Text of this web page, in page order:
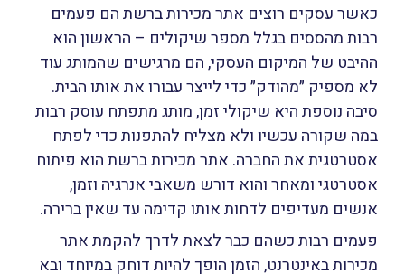
כאשר עסקים רוצים אתר מכירות ברשת הם פעמים
רבות מהססים בגלל מספר שיקולים – הראשון הוא
ההיבט של המיקום העסקי, הם מרגישים שהמותג עוד
לא מספיק ״מהודק״ כדי לייצר עבורו את אותו הבית.
סיבה נוספת היא שיקולי זמן, מותג מתפתח עוסק רבות
במה שקורה עכשיו ולא מצליח להתפנות כדי לפתח
אסטרטגית את החברה. אתר מכירות ברשת הוא פיתוח
אסטרטגי ומאחר והוא דורש משאבי אנרגיה וזמן,
אנשים מעדיפים לדחות אותו קדימה עד שאין ברירה.
פעמים רבות כשהם כבר לצאת לדרך להקמת אתר
מכירות באינטרנט, הזמן הופך להיות דוחק במיוחד ובא